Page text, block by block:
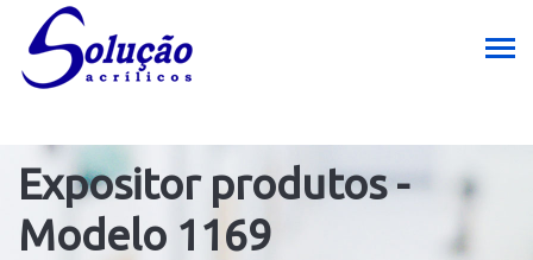
Expositor produtos -
Modelo 1169